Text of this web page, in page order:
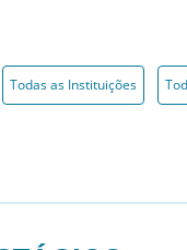
Todas as Instituições